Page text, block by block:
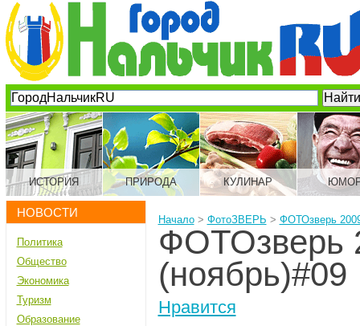
ИСТОРИЯ ПРИРОДА КУЛИНАР
НОВОСТИ
Политика
Общество
Экономика
Туризм
Образование
Начало> ФотоЗВЕРЬ > ФОТОзверь
ФОТОзверь
(ноябрь)#09
Нравится